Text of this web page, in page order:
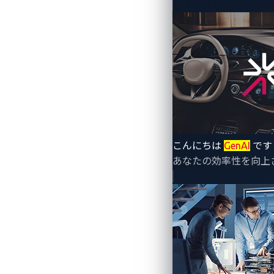
こんにちは GenAI です
あなたの効率性を向上